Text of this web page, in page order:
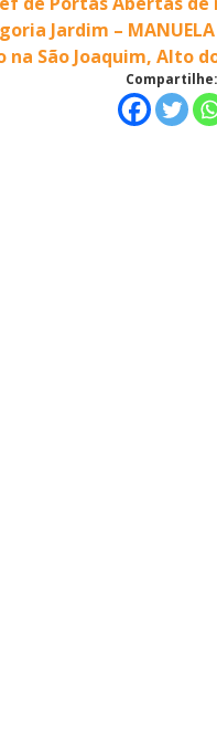
Jardim – MANUELA
São Joaquim, Alto
Compartilhe: